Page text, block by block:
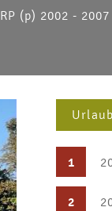
RP (p) 2002 - 2007
1
2